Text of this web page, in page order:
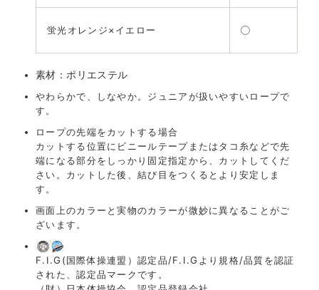
蛍光オレンジ×イエロー
素材：ポリエステル
やわらかで、しなやか。ジュニアが扱いやすいロープで
す。
ロープの先端をカットする場合
カットする位置にビニールテープまたはタコ糸などで先
端になる部分をしっかり固定指定から、カットしてくだ
さい。カットした後、結び目をつくるとより安定しま
す。
画面上のカラーと実物のカラーが微妙に異なることがご
ざいます。
F.I.G(国際体操連盟）認定品/F.I.Gより規格/品質を認証
された、認定品マークです。